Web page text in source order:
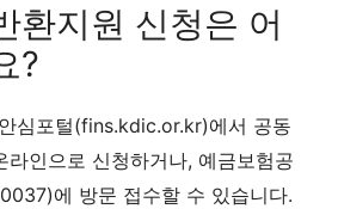
환지원 신청은 어
?
심포털(fins.kdic.or.kr)에서 공동
라인으로 신청하거나, 예금보험공
에 방문 접수할 수 있습니다.